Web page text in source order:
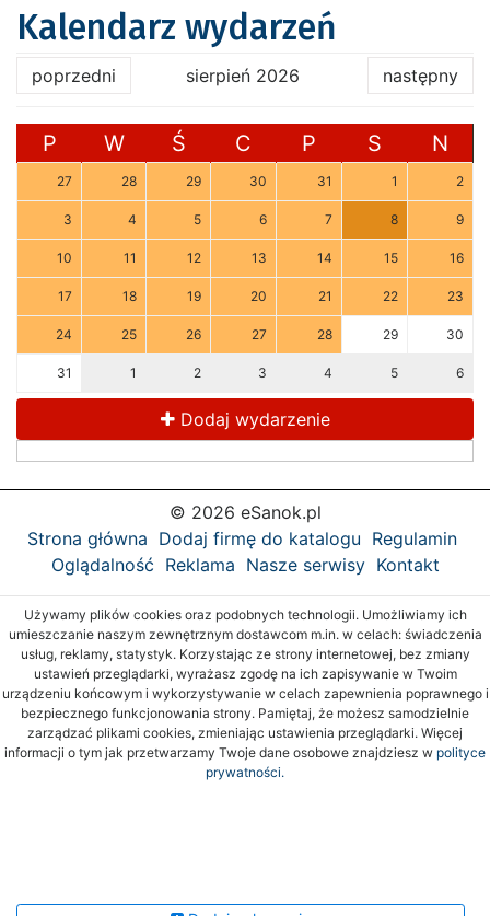
Kalendarz wydarzeń
poprzedni sierpień 2026 następny
P W Ś C P S N
27 28 29 30 31 1 2
3 4 5 6 7 8 9
10 11 12 13 14 15 16
17 18 19 20 21 22 23
24 25 26 27 28 29 30
31 1 2 3 4 5 6
Dodaj wydarzenie
© 2026 eSanok.pl
Strona główna Dodaj firmę do katalogu Regulamin
Oglądalność Reklama Nasze serwisy Kontakt
Używamy plików cookies oraz podobnych technologii. Umożliwiamy ich
umieszczanie naszym zewnętrznym dostawcom m.in. w celach: świadczenia
usług, reklamy, statystyk. Korzystając ze strony internetowej, bez zmiany
ustawień przeglądarki, wyrażasz zgodę na ich zapisywanie w Twoim
urządzeniu końcowym i wykorzystywanie w celach zapewnienia poprawnego i
bezpiecznego funkcjonowania strony. Pamiętaj, że możesz samodzielnie
zarządzać plikami cookies, zmieniając ustawienia przeglądarki. Więcej
informacji o tym jak przetwarzamy Twoje dane osobowe znajdziesz w polityce
prywatności.